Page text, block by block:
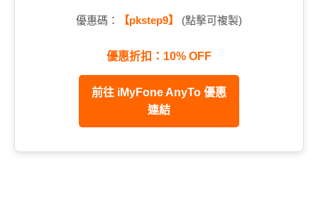
優惠碼： 【pkstep9】 (點擊可複製)
優惠折扣：10% OFF
前往 iMyFone AnyTo 優惠
連結